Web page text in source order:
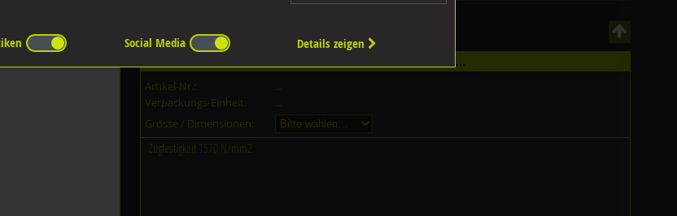
Grössen erhältlich - Bitte wählen Sie...
Artikel-Nr.:
...
Verpackungs-Einheit:
...
Grösse / Dimensionen:
Zugfestigkeit 1570 N/mm2
Social Media Details zeigen